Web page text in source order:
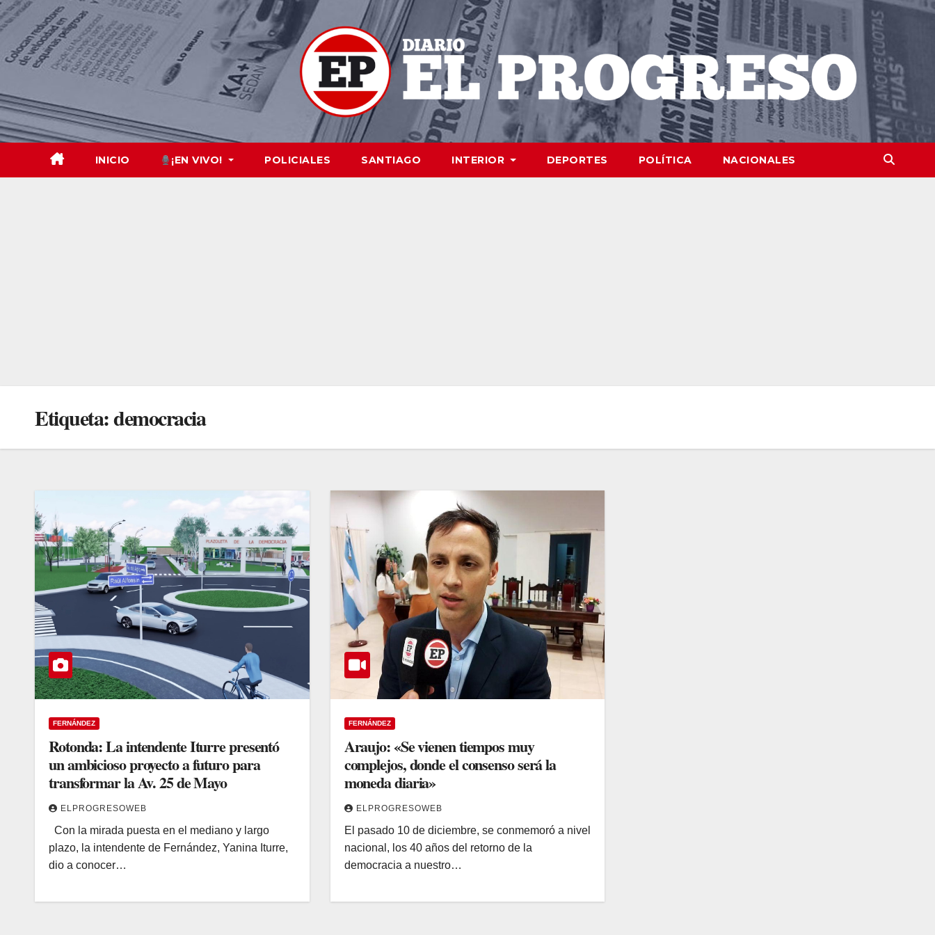
Skip
to
content
INICIO ¡EN VIVO! POLICIALES SANTIAGO INTERIOR DEPORTES POLÍTICA NACIONALES
Etiqueta:democracia
FERNÁNDEZ
Rotonda: La intendente Iturre presentó
un ambicioso proyecto a futuro para
transformar la Av. 25 de Mayo
ELPROGRESOWEB
Con la mirada puesta en el mediano y largo
plazo, la intendente de Fernández, Yanina Iturre,
dio a conocer…
FERNÁNDEZ
Araujo: «Se vienen tiempos muy
complejos, donde el consenso será la
moneda diaria»
ELPROGRESOWEB
El pasado 10 de diciembre, se conmemoró a nivel
nacional, los 40 años del retorno de la
democracia a nuestro…